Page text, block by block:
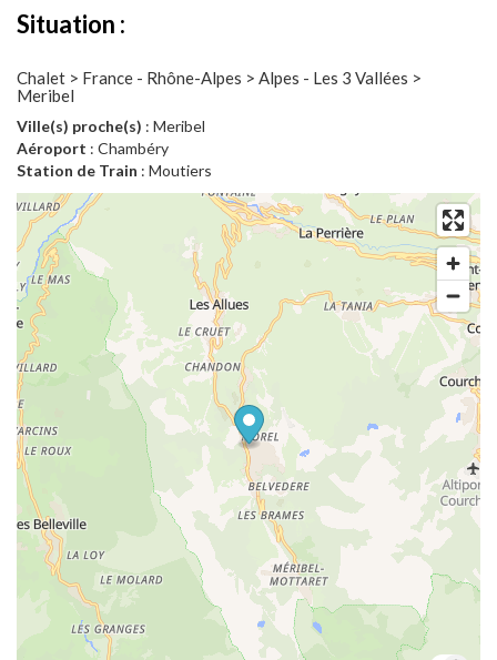
Situation :
Chalet > France - Rhône-Alpes > Alpes - Les 3 Vallées >
Meribel
Ville(s) proche(s) : Meribel
Aéroport : Chambéry
Station de Train : Moutiers